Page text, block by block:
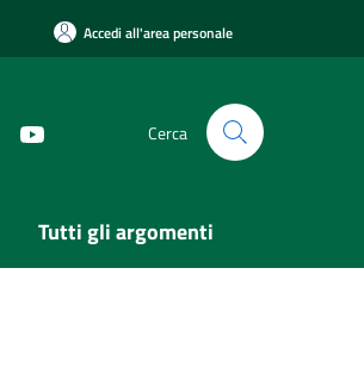
Accedi all'area personale
Cerca
Tutti gli argomenti